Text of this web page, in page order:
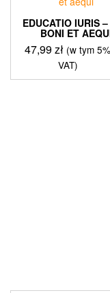
EDUCATIO IURIS
BONI ET
47,99zł (w tym 5%
VAT)